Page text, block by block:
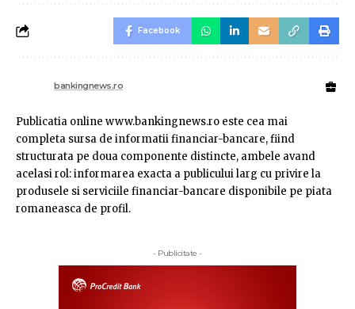
Facebook
bankingnews.ro
Publicatia online www.bankingnews.ro este cea mai
completa sursa de informatii financiar-bancare, fiind
structurata pe doua componente distincte, ambele avand
acelasi rol: informarea exacta a publicului larg cu privire la
produsele si serviciile financiar-bancare disponibile pe piata
romaneasca de profil.
- Publicitate -